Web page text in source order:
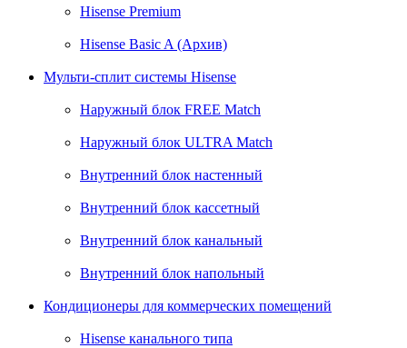
Hisense Premium
Hisense Basic A (Архив)
Мульти-сплит системы Hisense
Наружный блок FREE Match
Наружный блок ULTRA Match
Внутренний блок настенный
Внутренний блок кассетный
Внутренний блок канальный
Внутренний блок напольный
Кондиционеры для коммерческих помещений
Hisense канального типа